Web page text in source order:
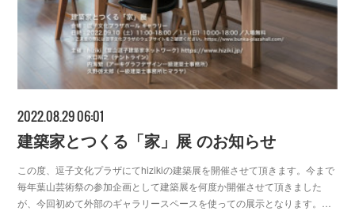
2022.08.29 06:01
建築家とつくる「家」展 のお知らせ
この度、逗子文化プラザにてhizikiの建築展を開催させて頂きます。今まで
毎年葉山芸術祭の参加企画として建築展を何度か開催させて頂きました
が、今回初めて外部のギャラリースペースを使っての展示となります。…